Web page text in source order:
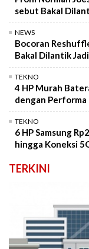
sebut Bakal
NEWS
Bocoran
Bakal Dilantik
TEKNO
4 HP Murah
dengan Performa
TEKNO
6 HP Samsung
hingga Koneksi
TERKINI